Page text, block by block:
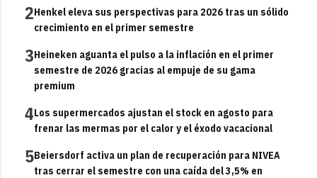
2Henkel eleva sus perspectivas para 2026 tras un sólido
crecimiento en el primer semestre
3Heineken aguanta el pulso a la inflación en el primer
semestre de 2026 gracias al empuje de su gama
premium
4Los supermercados ajustan el stock en agosto para
frenar las mermas por el calor y el éxodo vacacional
5Beiersdorf activa un plan de recuperación para NIVEA
tras cerrar el semestre con una caída del 3,5% en